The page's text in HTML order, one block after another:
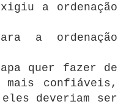
a ordenação
a ordenação
quer fazer de
mais confiáveis,
deveriam ser